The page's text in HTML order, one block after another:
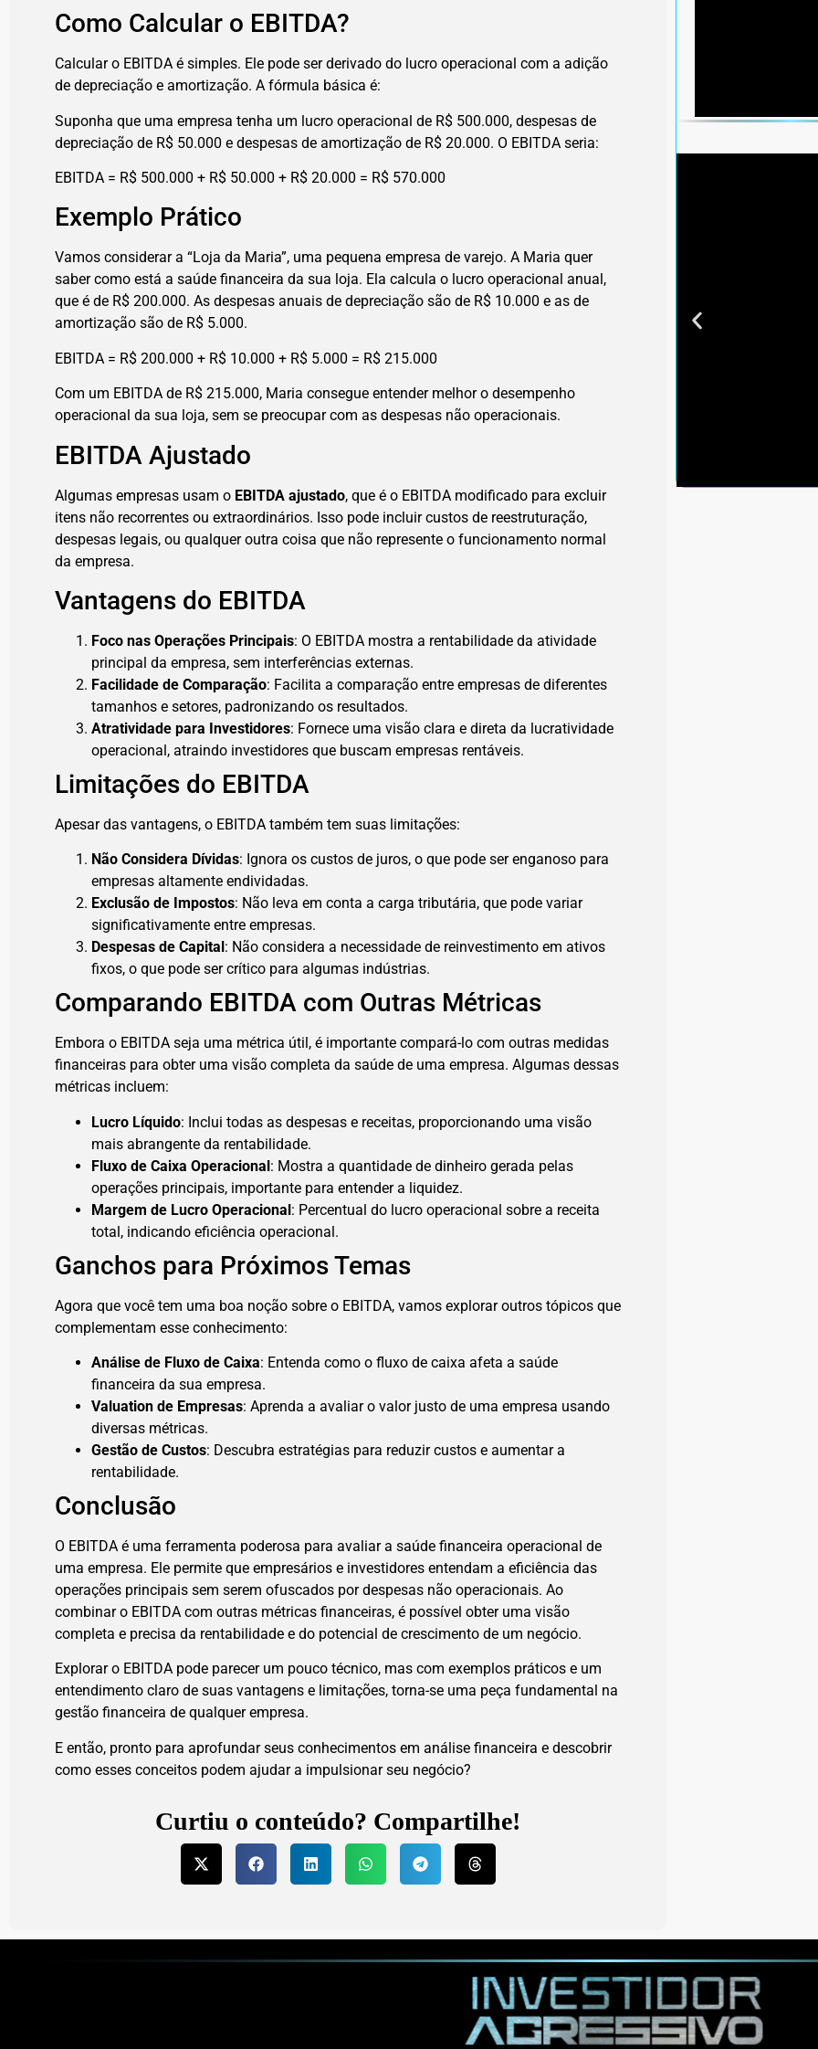
Como Calcular o EBITDA?
Calcular o EBITDA é simples. Ele pode ser derivado do lucro operacional com a adição
de depreciação e amortização. A fórmula básica é:
Suponha que uma empresa tenha um lucro operacional de R$ 500.000, despesas de
depreciação de R$ 50.000 e despesas de amortização de R$ 20.000. O EBITDA seria:
EBITDA = R$ 500.000 + R$ 50.000 + R$ 20.000 = R$ 570.000
Exemplo Prático
Vamos considerar a “Loja da Maria”, uma pequena empresa de varejo. A Maria quer
saber como está a saúde financeira da sua loja. Ela calcula o lucro operacional anual,
que é de R$ 200.000. As despesas anuais de depreciação são de R$ 10.000 e as de
amortização são de R$ 5.000.
EBITDA = R$ 200.000 + R$ 10.000 + R$ 5.000 = R$ 215.000
Com um EBITDA de R$ 215.000, Maria consegue entender melhor o desempenho
operacional da sua loja, sem se preocupar com as despesas não operacionais.
EBITDA Ajustado
Algumas empresas usam o EBITDA ajustado, que é o EBITDA modificado para excluir
itens não recorrentes ou extraordinários. Isso pode incluir custos de reestruturação,
despesas legais, ou qualquer outra coisa que não represente o funcionamento normal
da empresa.
Vantagens do EBITDA
Foco nas Operações Principais: O EBITDA mostra a rentabilidade da atividade
principal da empresa, sem interferências externas.
Facilidade de Comparação: Facilita a comparação entre empresas de diferentes
tamanhos e setores, padronizando os resultados.
Atratividade para Investidores: Fornece uma visão clara e direta da lucratividade
operacional, atraindo investidores que buscam empresas rentáveis.
Limitações do EBITDA
Apesar das vantagens, o EBITDA também tem suas limitações:
Não Considera Dívidas: Ignora os custos de juros, o que pode ser enganoso para
empresas altamente endividadas.
Exclusão de Impostos: Não leva em conta a carga tributária, que pode variar
significativamente entre empresas.
Despesas de Capital : Não considera a necessidade de reinvestimento em ativos
fixos, o que pode ser crítico para algumas indústrias.
Comparando EBITDA com Outras Métricas
Embora o EBITDA seja uma métrica útil, é importante compará-lo com outras medidas
financeiras para obter uma visão completa da saúde de uma empresa. Algumas dessas
métricas incluem:
Lucro Líquido: Inclui todas as despesas e receitas, proporcionando uma visão
mais abrangente da rentabilidade.
Fluxo de Caixa Operacional: Mostra a quantidade de dinheiro gerada pelas
operações principais, importante para entender a liquidez.
Margem de Lucro Operacional: Percentual do lucro operacional sobre a receita
total, indicando eficiência operacional.
Ganchos para Próximos Temas
Agora que você tem uma boa noção sobre o EBITDA, vamos explorar outros tópicos que
complementam esse conhecimento:
Análise de Fluxo de Caixa: Entenda como o fluxo de caixa afeta a saúde
financeira da sua empresa.
Valuation de Empresas: Aprenda a avaliar o valor justo de uma empresa usando
diversas métricas.
Gestão de Custos: Descubra estratégias para reduzir custos e aumentar a
rentabilidade.
Conclusão
O EBITDA é uma ferramenta poderosa para avaliar a saúde financeira operacional de
uma empresa. Ele permite que empresários e investidores entendam a eficiência das
operações principais sem serem ofuscados por despesas não operacionais. Ao
combinar o EBITDA com outras métricas financeiras, é possível obter uma visão
completa e precisa da rentabilidade e do potencial de crescimento de um negócio.
Explorar o EBITDA pode parecer um pouco técnico, mas com exemplos práticos e um
entendimento claro de suas vantagens e limitações, torna-se uma peça fundamental na
gestão financeira de qualquer empresa.
E então, pronto para aprofundar seus conhecimentos em análise financeira e descobrir
como esses conceitos podem ajudar a impulsionar seu negócio?
Curtiu o conteúdo? Compartilhe!